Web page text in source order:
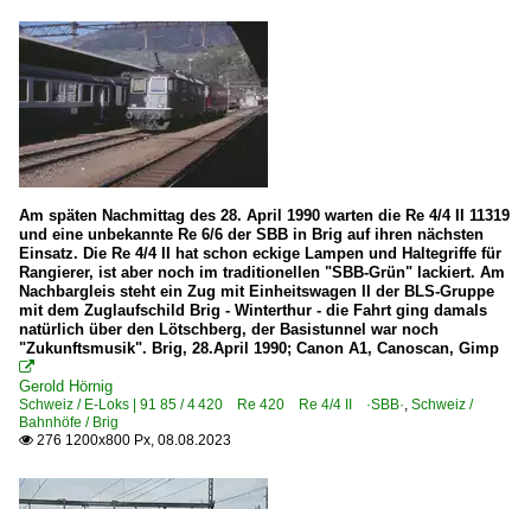
Am späten Nachmittag des 28. April 1990 warten die Re 4/4 II 11319
und eine unbekannte Re 6/6 der SBB in Brig auf ihren nächsten
Einsatz. Die Re 4/4 II hat schon eckige Lampen und Haltegriffe für
Rangierer, ist aber noch im traditionellen "SBB-Grün" lackiert. Am
Nachbargleis steht ein Zug mit Einheitswagen II der BLS-Gruppe
mit dem Zuglaufschild Brig - Winterthur - die Fahrt ging damals
natürlich über den Lötschberg, der Basistunnel war noch
"Zukunftsmusik". Brig, 28.April 1990; Canon A1, Canoscan, Gimp

Gerold Hörnig
Schweiz / E-Loks | 91 85 / 4 420 Re 420 Re 4/4 II ·SBB·, Schweiz /
Bahnhöfe / Brig
 276 1200x800 Px, 08.08.2023